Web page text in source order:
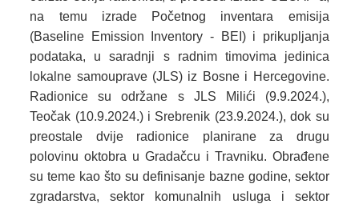
na temu izrade Početnog inventara emisija
(Baseline Emission Inventory - BEI) i prikupljanja
podataka, u saradnji s radnim timovima jedinica
lokalne samouprave (JLS) iz Bosne i Hercegovine.
Radionice su održane s JLS Milići (9.9.2024.),
Teočak (10.9.2024.) i Srebrenik (23.9.2024.), dok su
preostale dvije radionice planirane za drugu
polovinu oktobra u Gradačcu i Travniku. Obrađene
su teme kao što su definisanje bazne godine, sektor
zgradarstva, sektor komunalnih usluga i sektor